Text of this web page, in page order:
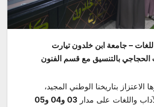
– جامعة ابن خلدون تيارت
بالتنسيق مع قسم الفنون
الاعتزاز بتاريخنا الوطني المجيد،
واللغات على مدار
03 و04 و05